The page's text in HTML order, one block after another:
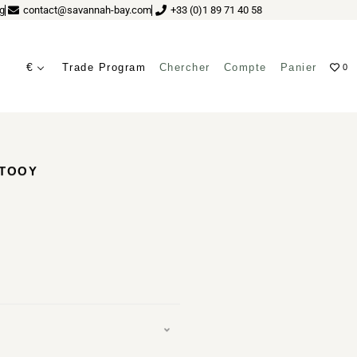
contact@savannah-bay.com +33 (0)1 89 71 40 58
€ Trade Program Chercher Compte Panier 0